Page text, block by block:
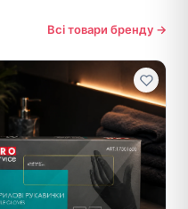
Всі товари бренду →